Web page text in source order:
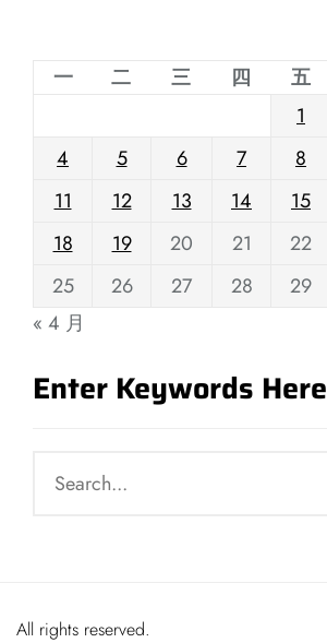
一
二 三 四 五
1
4
5 6 7 8
11
12 13 14 15
18
19 20 21 22
25
26 27 28 29
« 4 月
Enter Keywords Here
All rights reserved.